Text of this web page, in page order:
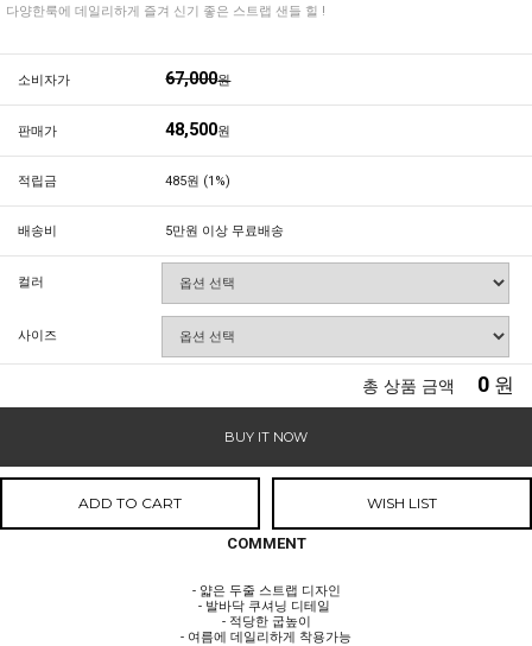
다양한룩에 데일리하게 즐겨 신기 좋은 스트랩 샌들 힐 !
소비자가 67,000원
판매가 48,500원
적립금 485원 (1%)
배송비 5만원 이상 무료배송
컬러
사이즈
총 상품 금액 0 원
BUY IT NOW
ADD TO CART WISH LIST
COMMENT
- 얇은 두줄 스트랩 디자인
- 발바닥 쿠셔닝 디테일
- 적당한 굽높이
- 여름에 데일리하게 착용가능